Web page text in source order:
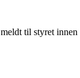
til styret innen